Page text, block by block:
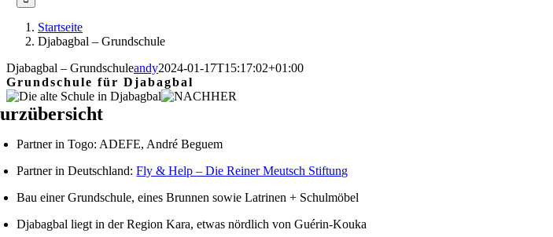
Startseite
Djabagbal – Grundschule
Djabagbal – Grundschuleandy2024-01-17T15:17:02+01:00
Grundschule für Djabagbal
Partner in Togo: ADEFE, André Beguem
Partner in Deutschland:Fly & Help – Die Reiner Meutsch Stiftung
Bau einer Grundschule, eines Brunnen sowie Latrinen + Schulmöbel
Djabagbal liegt in der Region Kara, etwas nördlich von Guérin-Kouka